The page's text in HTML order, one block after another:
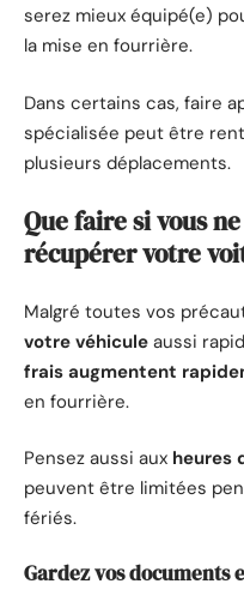
serez mieux équipé(e)
la mise en fourrière.
Dans certains cas, faire
spécialisée peut être
plusieurs déplacements.
Que faire si vous
récupérer votre
Malgré toutes vos
votre véhicule aussi
frais augmentent
en fourrière.
Pensez aussi aux heures
peuvent être limitées
fériés.
Gardez vos documents